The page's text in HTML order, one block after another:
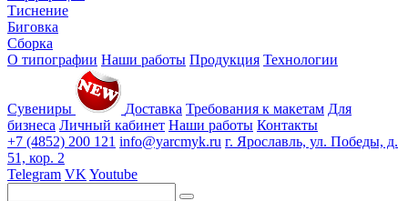
Тиснение
Биговка
Сборка
О типографии Наши работы Продукция Технологии
Сувениры Доставка Требования к макетам Для
бизнеса Личный кабинет Наши работы Контакты
+7 (4852) 200 121 info@yarcmyk.ru г. Ярославль, ул. Победы, д.
51, кор. 2
Telegram VK Youtube